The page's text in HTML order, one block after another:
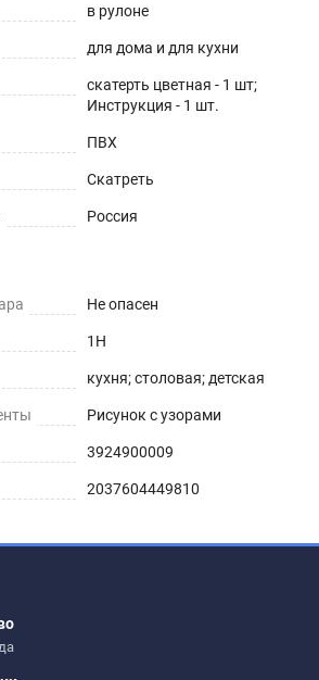
в рулоне
для дома и для кухни
скатерть цветная - 1 шт;
Инструкция - 1 шт.
ПВХ
Скатреть
Россия
Не опасен
1H
кухня; столовая; детская
Рисунок с узорами
3924900009
2037604449810